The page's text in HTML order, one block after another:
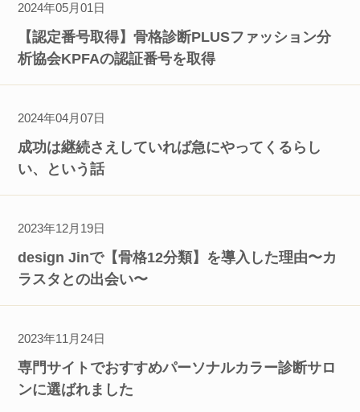
2024年05月01日
【認定番号取得】骨格診断PLUSファッション分
析協会KPFAの認証番号を取得
2024年04月07日
成功は継続さえしていれば急にやってくるらし
い、という話
2023年12月19日
design Jinで【骨格12分類】を導入した理由〜カ
ラスタとの出会い〜
2023年11月24日
専門サイトでおすすめパーソナルカラー診断サロ
ンに選ばれました